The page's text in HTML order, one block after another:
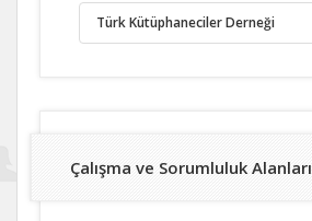
Türk Kütüphaneciler Derneği
Çalışma ve Sorumluluk Alanları